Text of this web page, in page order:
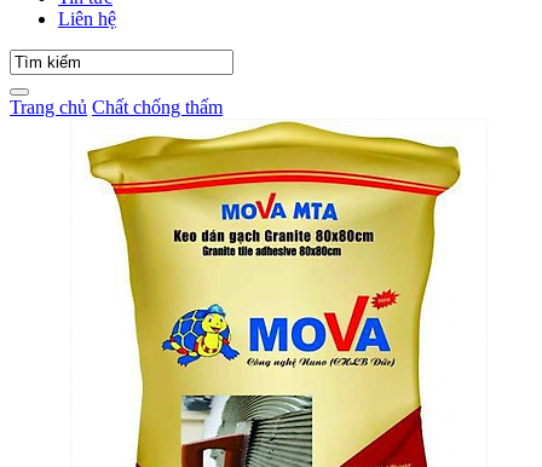
Liên hệ
Trang chủ Chất chống thấm